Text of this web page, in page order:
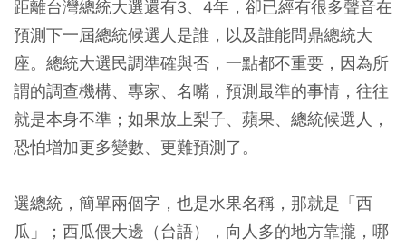
距離台灣總統大選還有3、4年，卻已經有很多聲音在
預測下一屆總統候選人是誰，以及誰能問鼎總統大
座。總統大選民調準確與否，一點都不重要，因為所
謂的調查機構、專家、名嘴，預測最準的事情，往往
就是本身不準；如果放上梨子、蘋果、總統候選人，
恐怕增加更多變數、更難預測了。
選總統，簡單兩個字，也是水果名稱，那就是「西
瓜」；西瓜偎大邊（台語），向人多的地方靠攏，哪